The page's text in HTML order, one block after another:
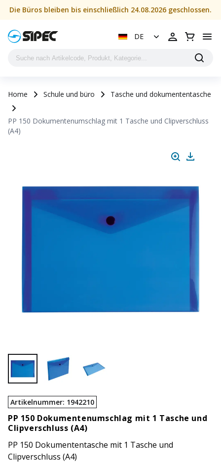
Die Büros bleiben bis einschließlich 24.08.2026 geschlossen.
DE
Home Schule und büro Tasche und dokumententasche
PP 150 Dokumentenumschlag mit 1 Tasche und Clipverschluss
(A4)
Artikelnummer: 1942210
PP 150 Dokumentenumschlag mit 1 Tasche und
Clipverschluss (A4)
PP 150 Dokumententasche mit 1 Tasche und
Clipverschluss (A4)